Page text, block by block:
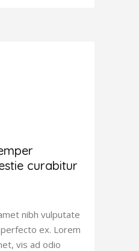
curabitur
nibh vulputate
ex. Lorem
vis ad odio